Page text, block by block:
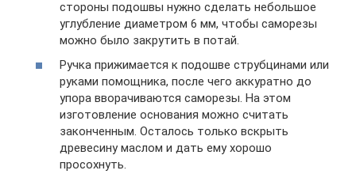
стороны подошвы нужно сделать небольшое
углубление диаметром 6 мм, чтобы саморезы
можно было закрутить в потай.
Ручка прижимается к подошве струбцинами или
руками помощника, после чего аккуратно до
упора вворачиваются саморезы. На этом
изготовление основания можно считать
законченным. Осталось только вскрыть
древесину маслом и дать ему хорошо
просохнуть.